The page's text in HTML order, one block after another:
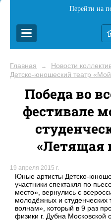
Перейти на
Главная → Новости
Детско-юношеский театр
Победа во
фестивале
«Летящая
19 апреля 2015 г.
Юные артисты Детско-
участники спектакля по
место», вернулись с
молодёжных и
волнам», который в 9 раз
физики г. Дубна Московской